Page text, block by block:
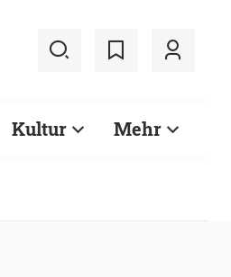
Kultur Mehr